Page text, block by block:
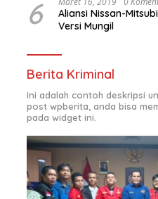
6
Aliansi Nissan-
Versi Mungil
Berita Kriminal
Ini adalah contoh deskripsi
post wpberita, anda bisa
pada widget ini.